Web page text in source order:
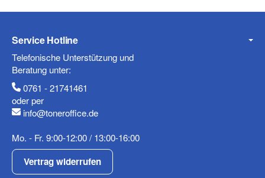
Mobiltelefon
Service Hotline
Telefonische Unterstützung und
Beratung unter:
0761 - 21741461
oder per
info@toneroffice.de
Mo. - Fr. 9:00-12:00 / 13:00-16:00
Vertrag widerrufen